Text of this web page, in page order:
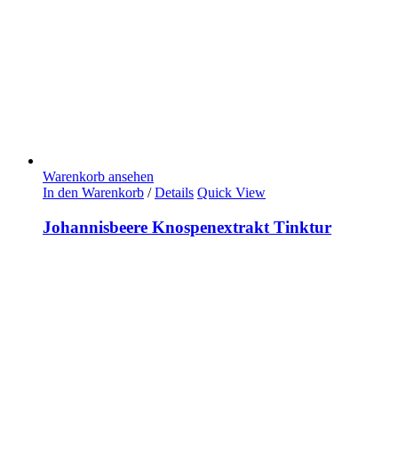
Warenkorb ansehen
In den Warenkorb / Details Quick View
Johannisbeere Knospenextrakt Tinktur